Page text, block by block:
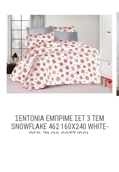
ΣΕΝΤΟΝΙΑ ΕΜΠΡΙΜΕ ΣΕΤ 3 ΤΕΜ
SNOWFLAKE 462 160X240 WHITE-
RED 70/30 COTT/POL